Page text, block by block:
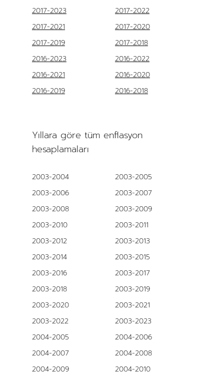
2017-2023
2017-2022
2017-2021
2017-2020
2017-2019
2017-2018
2016-2023
2016-2022
2016-2021
2016-2020
2016-2019
2016-2018
Yıllara göre tüm enflasyon
hesaplamaları
2003-2004
2003-2005
2003-2006
2003-2007
2003-2008
2003-2009
2003-2010
2003-2011
2003-2012
2003-2013
2003-2014
2003-2015
2003-2016
2003-2017
2003-2018
2003-2019
2003-2020
2003-2021
2003-2022
2003-2023
2004-2005
2004-2006
2004-2007
2004-2008
2004-2009
2004-2010